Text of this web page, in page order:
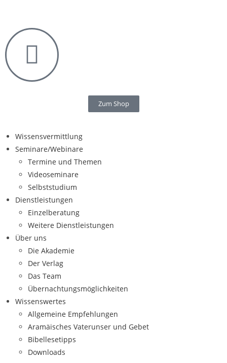
Zum Shop
Wissensvermittlung
Seminare/Webinare
Termine und Themen
Videoseminare
Selbststudium
Dienstleistungen
Einzelberatung
Weitere Dienstleistungen
Über uns
Die Akademie
Der Verlag
Das Team
Übernachtungsmöglichkeiten
Wissenswertes
Allgemeine Empfehlungen
Aramäisches Vaterunser und Gebet
Bibellesetipps
Downloads